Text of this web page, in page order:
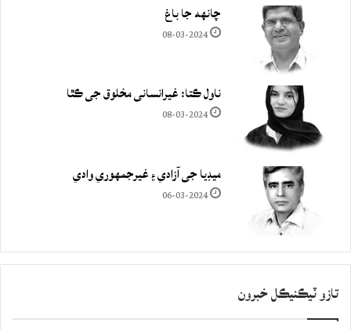
چانهه جا باغ
08-03-2024
ناول ڪتا: غيرانساني مخلوق جي ڪٿا
08-03-2024
ميڊيا جي آزادي ۽ غيرجمھوري وادي
06-03-2024
تازو ٽيڪنيڪل خبرون